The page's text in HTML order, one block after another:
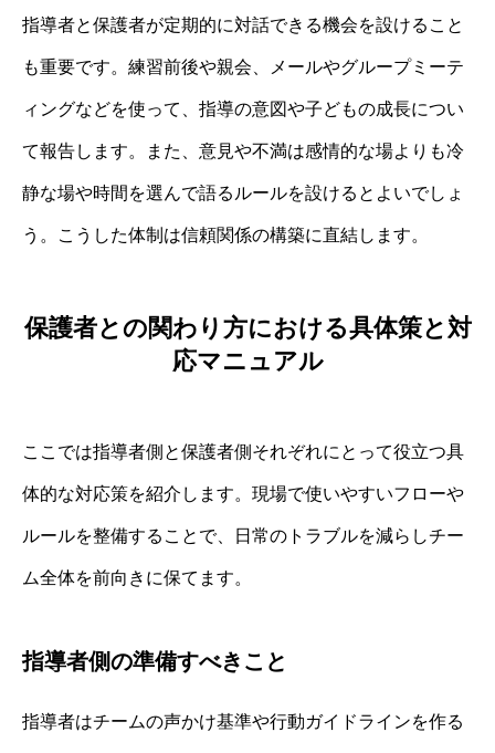
指導者と保護者が定期的に対話できる機会を設けること
も重要です。練習前後や親会、メールやグループミーテ
ィングなどを使って、指導の意図や子どもの成長につい
て報告します。また、意見や不満は感情的な場よりも冷
静な場や時間を選んで語るルールを設けるとよいでしょ
う。こうした体制は信頼関係の構築に直結します。
保護者との関わり方における具体策と対
応マニュアル
ここでは指導者側と保護者側それぞれにとって役立つ具
体的な対応策を紹介します。現場で使いやすいフローや
ルールを整備することで、日常のトラブルを減らしチー
ム全体を前向きに保てます。
指導者側の準備すべきこと
指導者はチームの声かけ基準や行動ガイドラインを作る